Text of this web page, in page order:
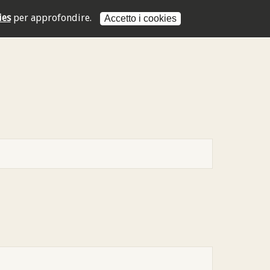
per approfondire. Accetto i cookies